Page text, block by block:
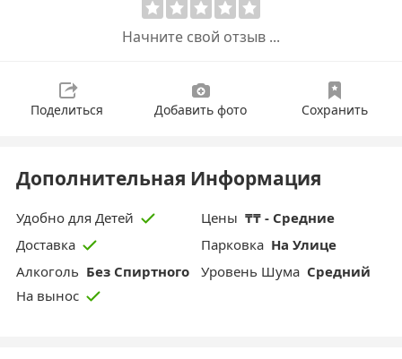
Начните свой отзыв ...
Поделиться Добавить фото Сохранить
Дополнительная Информация
Удобно для Детей Цены ₸₸ - Средние
Доставка
Парковка На Улице
Aлкоголь Без Спиртного Уровень Шума Средний
На вынос